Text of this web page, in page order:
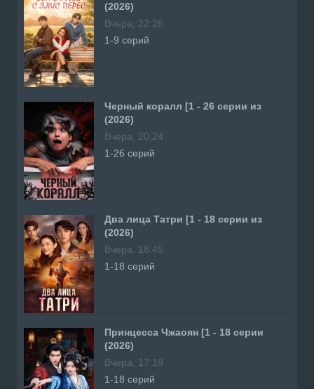
(2026)
Вчера, 22:26
1-9 серий
Черный коралл [1 - 26 серии из
(2026)
Вчера, 20:24
1-26 серий
Два лица Татри [1 - 18 серии из
(2026)
Вчера, 18:45
1-18 серий
Принцесса Чжаоян [1 - 18 серии
(2026)
Вчера, 17:18
1-18 серий